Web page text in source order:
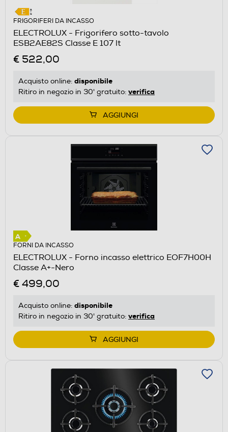
FRIGORIFERI DA INCASSO
ELECTROLUX - Frigorifero sotto-tavolo
ESB2AE82S Classe E 107 lt
€ 522,00
Acquisto online: disponibile
Ritiro in negozio in 30' gratuito: verifica
AGGIUNGI
FORNI DA INCASSO
ELECTROLUX - Forno incasso elettrico EOF7H00H
Classe A+-Nero
€ 499,00
Acquisto online: disponibile
Ritiro in negozio in 30' gratuito: verifica
AGGIUNGI